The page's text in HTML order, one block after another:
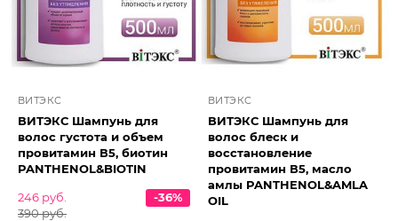
ВИТЭКС
ВИТЭКС Шампунь для
волос густота и объем
провитамин В5, биотин
PANTHENOL&BIOTIN
246 руб.
390 руб.
-36%
ВИТЭКС
ВИТЭКС Шампунь для
волос блеск и
восстановление
провитамин В5, масло
амлы PANTHENOL&AMLA
OIL